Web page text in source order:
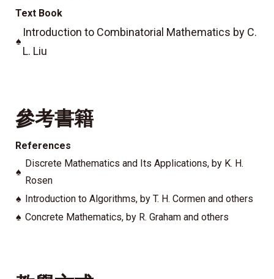
Text Book
♠
Introduction to Combinatorial Mathematics by C.
L. Liu
參考書籍
References
♠
Discrete Mathematics and Its Applications, by K. H.
Rosen
♠ Introduction to Algorithms, by T. H. Cormen and others
♠ Concrete Mathematics, by R. Graham and others